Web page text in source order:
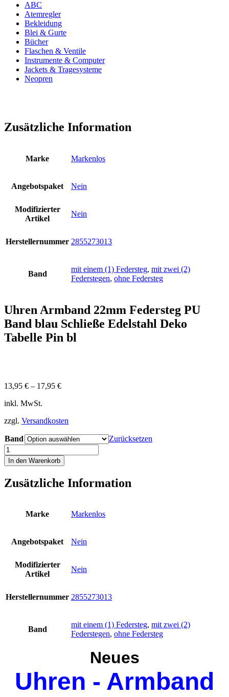
ABC
Atemregler
Bekleidung
Blei & Gurte
Bücher
Flaschen & Ventile
Instrumente & Computer
Jackets & Tragesysteme
Neopren
Zusätzliche Information
Marke Markenlos
Angebotspaket Nein
Modifizierter
Artikel
Nein
Herstellernummer 2855273013
Band
mit einem (1) Federsteg, mit zwei (2)
Federstegen, ohne Federsteg
Uhren Armband 22mm Federsteg PU
Band blau Schließe Edelstahl Deko
Tabelle Pin bl
13,95 € – 17,95 €
inkl. MwSt.
zzgl. Versandkosten
Band
Zurücksetzen
Uhren
Armband
22mm
PU
Schließe
Tabelle
Menge
In den Warenkorb
Zusätzliche Information
Marke Markenlos
Angebotspaket Nein
Modifizierter
Artikel
Nein
Herstellernummer 2855273013
Band
mit einem (1) Federsteg, mit zwei (2)
Federstegen, ohne Federsteg
Neues
Uhren - Armband